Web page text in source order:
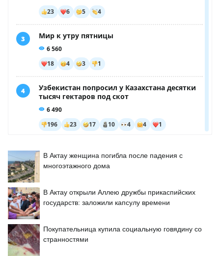
В Актау женщина погибла после падения с
многоэтажного дома
В Актау открыли Аллею дружбы прикаспийских
государств: заложили капсулу времени
Покупательница купила социальную говядину со
странностями